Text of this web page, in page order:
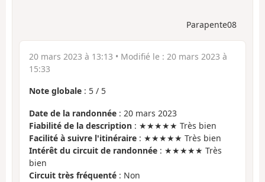
Parapente08
20 mars 2023 à 13:13 • Modifié le : 20 mars 2023 à
15:33
Note globale : 5 / 5
Date de la randonnée : 20 mars 2023
Fiabilité de la description : ★★★★★ Très bien
Facilité à suivre l'itinéraire : ★★★★★ Très bien
Intérêt du circuit de randonnée : ★★★★★ Très
bien
Circuit très fréquenté : Non